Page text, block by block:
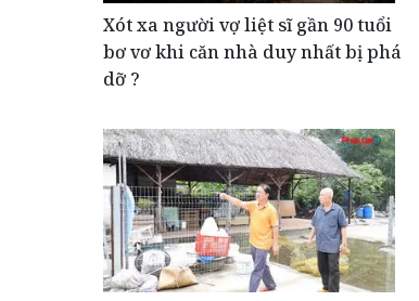
Xót xa người vợ liệt sĩ gần 90 tuổi
bơ vơ khi căn nhà duy nhất bị phá
dỡ ?